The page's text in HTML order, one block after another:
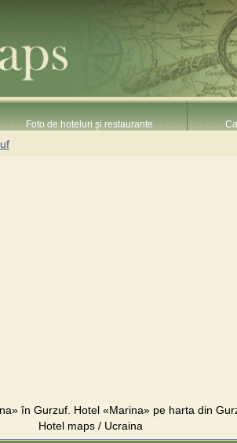
Foto de hoteluri şi restaurante
în Gurzuf. Hotel «Marina» pe harta din
Hotel maps / Ucraina